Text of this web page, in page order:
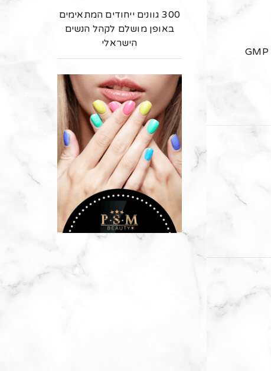
300 גוונים ייחודים המתאימים
באופן מושלם לקהל הנשים
הישראלי